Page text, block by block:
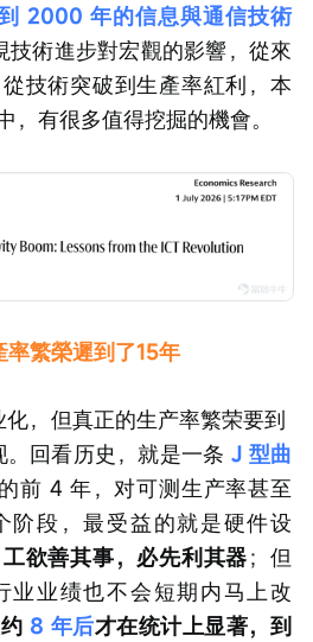
到 2000 年的信息與通信技術
技術進步對宏觀的影響，從來
技術突破到生產率紅利，本
，有很多值得挖掘的機會。
繁榮遲到了15年
化，但真正的生产率繁荣要到
回看历史，就是一条 J 型曲
前 4 年，对可测生产率甚至
阶段，最受益的就是硬件设
工欲善其事，必先利其器；但
业业绩也不会短期内马上改
8 年后才在统计上显著，到